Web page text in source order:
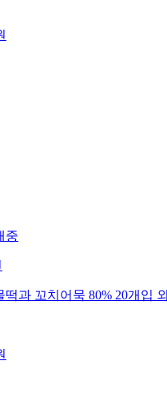
중
떡과 꼬치어묵 80% 20개입